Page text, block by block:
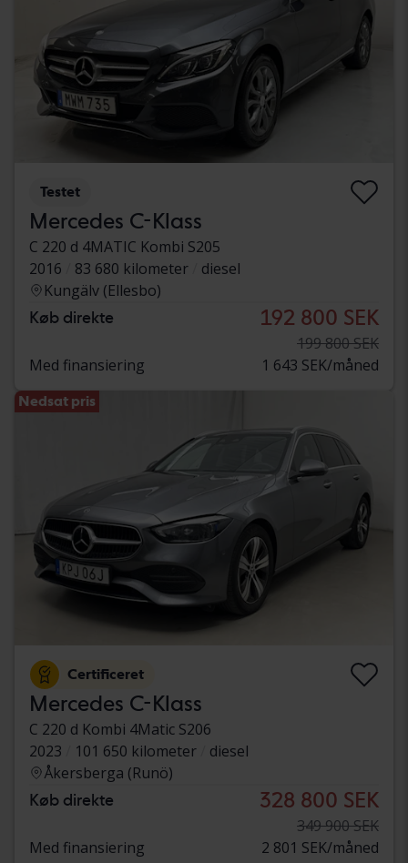
Testet
Mercedes C-Klass
C 220 d 4MATIC Kombi S205
2016
83 680 kilometer
diesel
Kungälv (Ellesbo)
Køb direkte 192 800 SEK
199 800 SEK
Med finansiering
1 643 SEK/måned
Nedsat pris
Certificeret
Mercedes C-Klass
C 220 d Kombi 4Matic S206
2023
101 650 kilometer
diesel
Åkersberga (Runö)
Køb direkte 328 800 SEK
349 900 SEK
Med finansiering
2 801 SEK/måned